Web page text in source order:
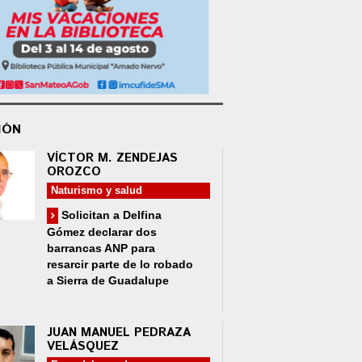
VÍCTOR M. ZENDEJAS
OROZCO
Naturismo y salud
Solicitan a Delfina
Gómez declarar dos
barrancas ANP para
resarcir parte de lo robado
a Sierra de Guadalupe
JUAN MANUEL PEDRAZA
VELÁSQUEZ